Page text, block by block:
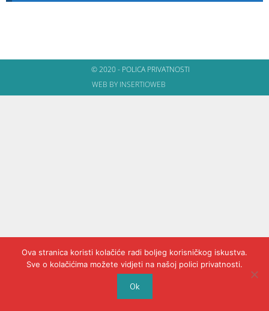
© 2020 - POLICA PRIVATNOSTI
WEB BY INSERTIOWEB
Ova stranica koristi kolačiće radi boljeg korisničkog iskustva.
Sve o kolačićima možete vidjeti na našoj polici privatnosti.
Ok